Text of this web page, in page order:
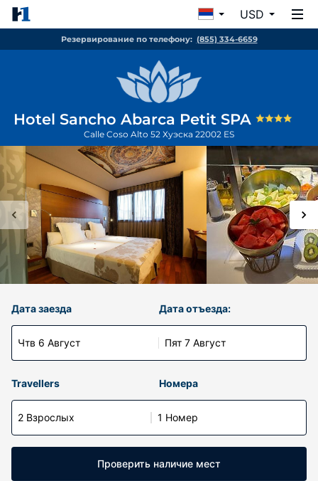
USD
Резервирование по телефону: (855) 334-6659
Hotel Sancho Abarca Petit SPA
Calle Coso Alto 52 Хуэска 22002 ES
Дата заезда
Чтв 6 Август
Дата отъезда:
Пят 7 Август
Travellers Номера
2 Взрослых 1 Номер
Проверить наличие мест